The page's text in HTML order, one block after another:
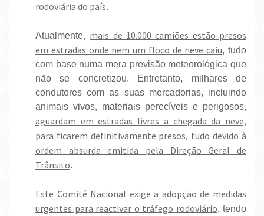
rodoviária do país.
Atualmente, mais de 10.000 camiões estão presos
em estradas onde nem um floco de neve caiu, tudo
com base numa mera previsão meteorológica que
não se concretizou. Entretanto, milhares de
condutores com as suas mercadorias, incluindo
animais vivos, materiais perecíveis e perigosos,
aguardam em estradas livres a chegada da neve,
para ficarem definitivamente presos, tudo devido à
ordem absurda emitida pela Direção Geral de
Trânsito.
Este Comité Nacional exige a adopção de medidas
urgentes para reactivar o tráfego rodoviário, tendo